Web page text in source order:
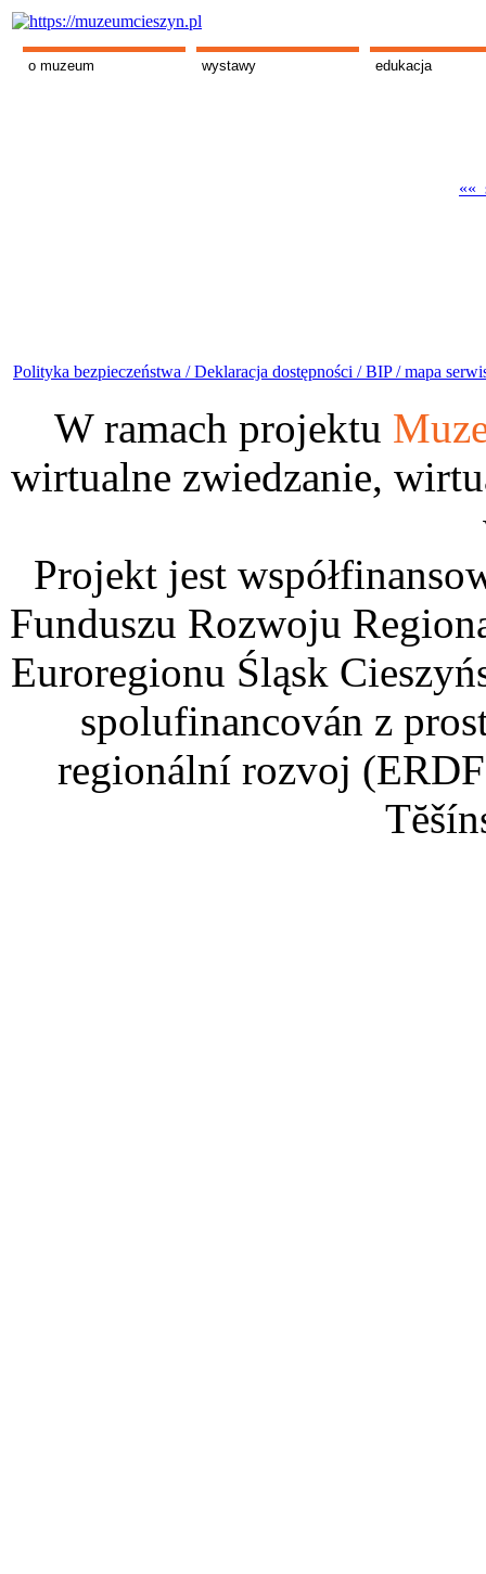
o muzeum wystawy edukacja
««
Polityka bezpieczeństwa /Deklaracja dostępności /BIP /mapa
W ramach projektu
wirtualne zwiedzanie,
Projekt jest
Funduszu Rozwoju
Euroregionu Śląsk
spolufinancován z
regionální rozvoj